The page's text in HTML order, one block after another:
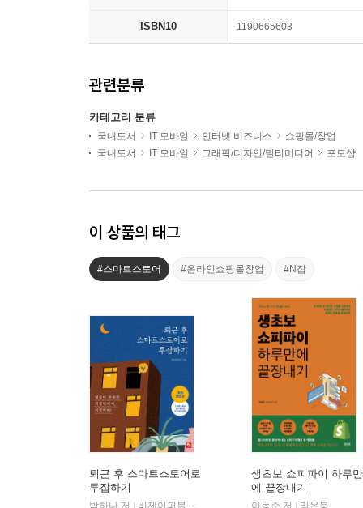
ISBN10 1190665603
관련분류
카테고리 분류
국내도서 IT 모바일 인터넷 비즈니스
쇼핑몰/창업
국내도서
IT 모바일 그래픽/디자인/멀티미디어 포토샵
이 상품의 태그
#스마트스토어 #온라인쇼핑몰창업 #N잡
퇴근 후 스마트스토어로
투잡하기
박하나 저
비제이퍼블릭(BJ퍼블릭)
생초보 쇼피파이 하루만
에 끝장내기
이동준 저
라온북